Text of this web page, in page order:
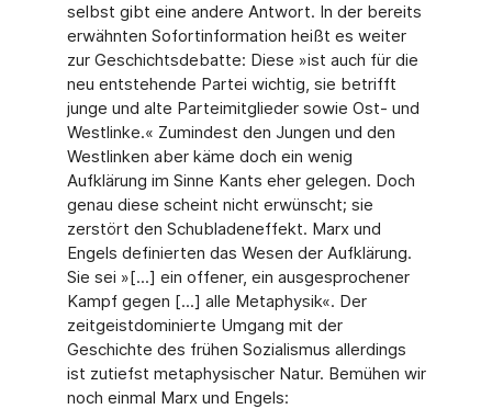
selbst gibt eine andere Antwort. In der bereits
erwähnten Sofortinformation heißt es weiter
zur Geschichtsdebatte: Diese »ist auch für die
neu entstehende Partei wichtig, sie betrifft
junge und alte Parteimitglieder sowie Ost- und
Westlinke.« Zumindest den Jungen und den
Westlinken aber käme doch ein wenig
Aufklärung im Sinne Kants eher gelegen. Doch
genau diese scheint nicht erwünscht; sie
zerstört den Schubladeneffekt. Marx und
Engels definierten das Wesen der Aufklärung.
Sie sei »[...] ein offener, ein ausgesprochener
Kampf gegen [...] alle Metaphysik«. Der
zeitgeistdominierte Umgang mit der
Geschichte des frühen Sozialismus allerdings
ist zutiefst metaphysischer Natur. Bemühen wir
noch einmal Marx und Engels: